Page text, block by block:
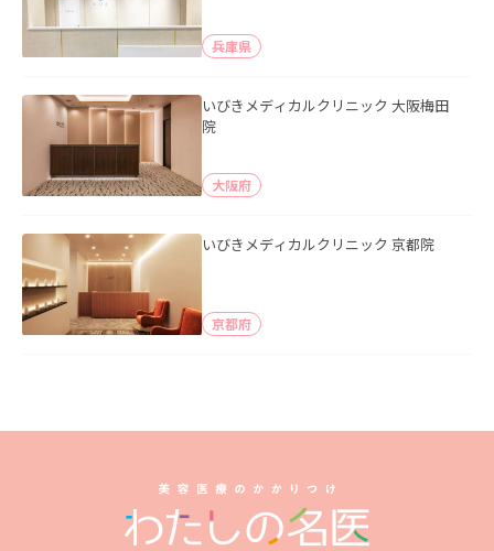
兵庫県
いびきメディカルクリニック 大阪梅田
院
大阪府
いびきメディカルクリニック 京都院
京都府